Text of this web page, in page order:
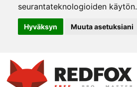
seurantateknologioiden käytön.
Hyväksyn Muuta asetuksiani